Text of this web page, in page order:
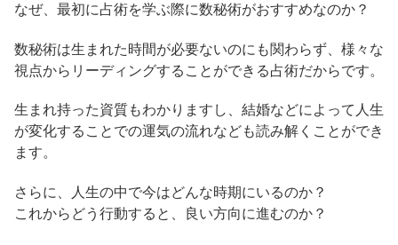
なぜ、最初に占術を学ぶ際に数秘術がおすすめなのか？
数秘術は生まれた時間が必要ないのにも関わらず、様々な
視点からリーディングすることができる占術だからです。
生まれ持った資質もわかりますし、結婚などによって人生
が変化することでの運気の流れなども読み解くことができ
ます。
さらに、人生の中で今はどんな時期にいるのか？
これからどう行動すると、良い方向に進むのか？